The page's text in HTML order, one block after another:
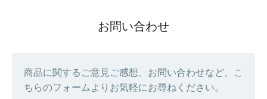
お問い合わせ
商品に関するご意見ご感想、お問い合わせなど、こ
ちらのフォームよりお気軽にお尋ねください。